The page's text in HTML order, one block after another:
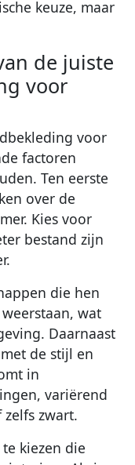
keuze, maar
de juiste
voor
voor
factoren
Ten eerste
over de
Kies voor
bestand zijn
die hen
wat
Daarnaast
de stijl en
in
variërend
zwart.
kiezen die